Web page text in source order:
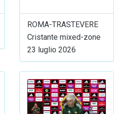
ROMA-TRASTEVERE
Cristante mixed-zone
23 luglio 2026